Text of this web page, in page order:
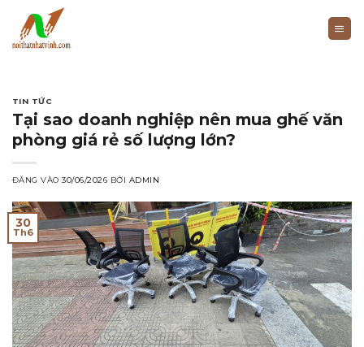
dung
TIN TỨC
Tại sao doanh nghiệp nên mua ghế văn
phòng giá rẻ số lượng lớn?
ĐĂNG VÀO30/06/2026 BỞI ADMIN
30
Th6